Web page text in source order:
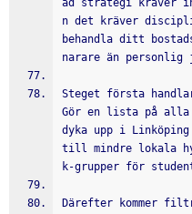
ad strategi kräver
n det kräver
behandla ditt
narare än personlig
Steget första
Gör en lista på alla
dyka upp i
till mindre lokala
k-grupper för
Därefter kommer